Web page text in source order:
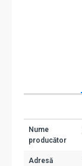
Nume
producător
Adresă